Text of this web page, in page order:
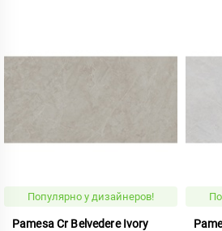
Популярно у дизайнеров!
Pamesa Cr Belvedere Ivory